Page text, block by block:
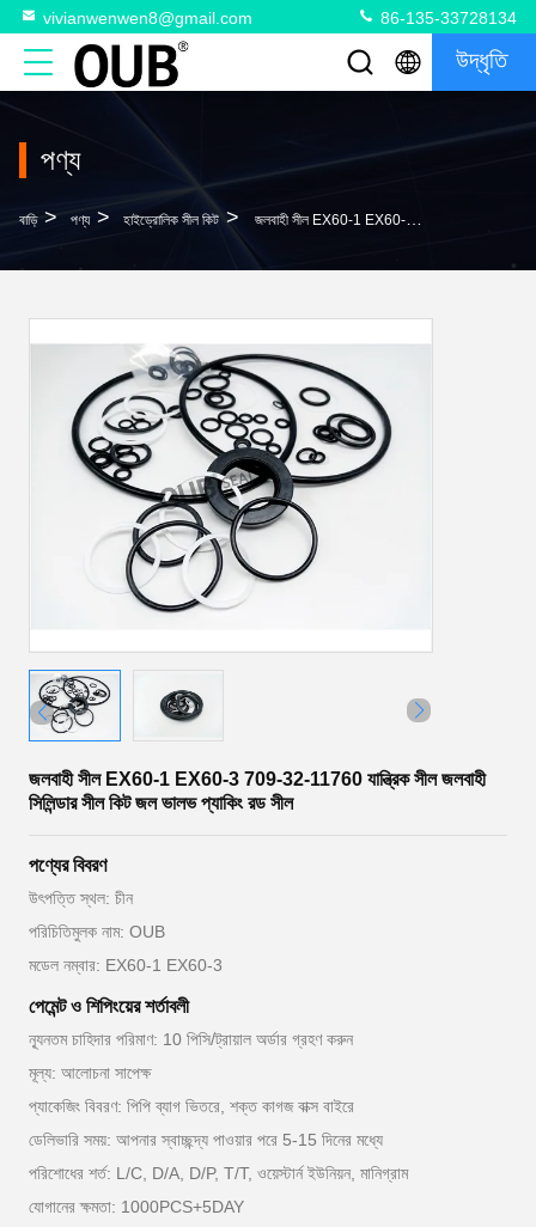
vivianwenwen8@gmail.com 86-135-33728134
উদ্ধৃতি
পণ্য
বাড়ি > পণ্য > হাইড্রোলিক সীল কিট > জলবাহী সীল EX60-1 EX60-3 709-32-11760 যান্ত্রিক সীল জলবাহী সিলিন্ডার সীল কিট জল ভালভ প্যাকিং রড সীল
জলবাহী সীল EX60-1 EX60-3 709-32-11760 যান্ত্রিক সীল জলবাহী
সিলিন্ডার সীল কিট জল ভালভ প্যাকিং রড সীল
পণ্যের বিবরণ
উৎপত্তি স্থল: চীন
পরিচিতিমুলক নাম: OUB
মডেল নম্বার: EX60-1 EX60-3
পেমেন্ট ও শিপিংয়ের শর্তাবলী
ন্যূনতম চাহিদার পরিমাণ: 10 পিসি/ট্রায়াল অর্ডার গ্রহণ করুন
মূল্য: আলোচনা সাপেক্ষ
প্যাকেজিং বিবরণ: পিপি ব্যাগ ভিতরে, শক্ত কাগজ বাক্স বাইরে
ডেলিভারি সময়: আপনার স্বাচ্ছন্দ্য পাওয়ার পরে 5-15 দিনের মধ্যে
পরিশোধের শর্ত: L/C, D/A, D/P, T/T, ওয়েস্টার্ন ইউনিয়ন, মানিগ্রাম
যোগানের ক্ষমতা: 1000PCS+5DAY